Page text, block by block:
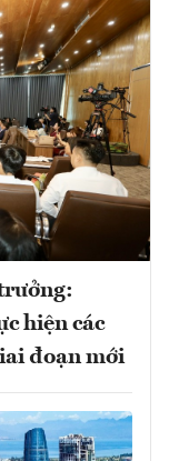
hiện các
đoạn mới